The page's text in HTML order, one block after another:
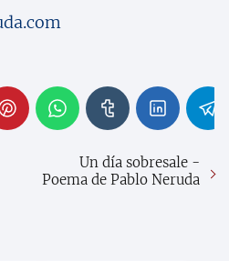
Un día sobresale -
Poema de Pablo Neruda